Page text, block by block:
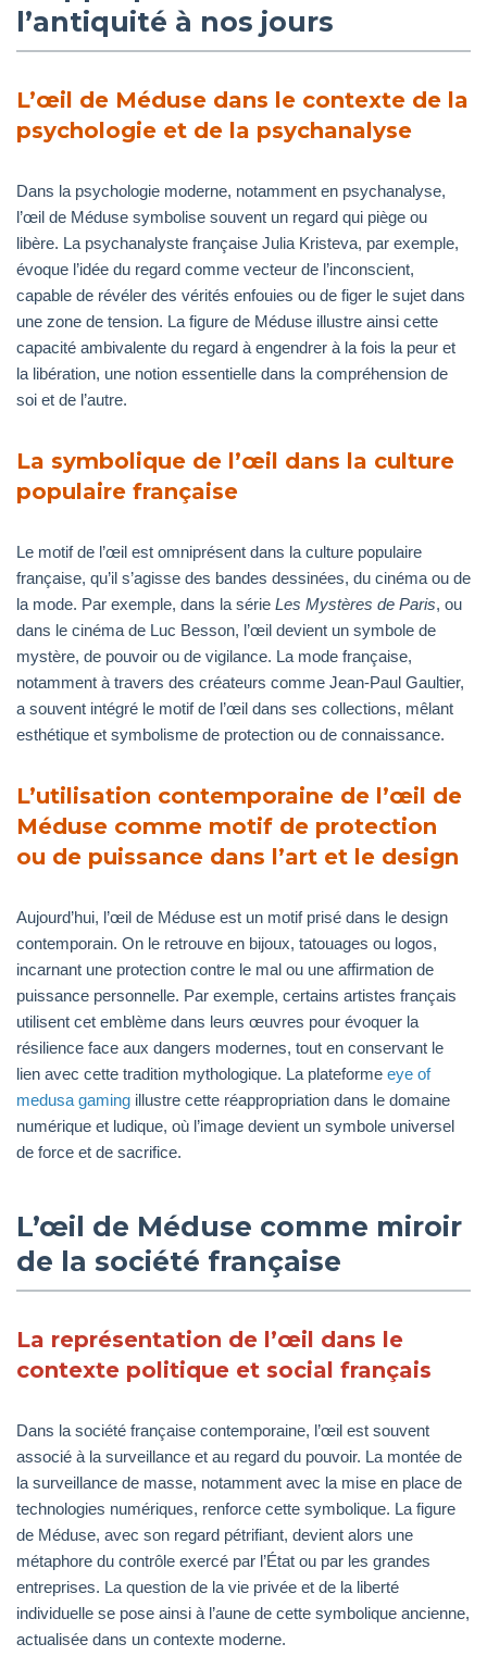
l’antiquité à nos jours
L’œil de Méduse dans le contexte de la
psychologie et de la psychanalyse
Dans la psychologie moderne, notamment en psychanalyse,
l’œil de Méduse symbolise souvent un regard qui piège ou
libère. La psychanalyste française Julia Kristeva, par exemple,
évoque l’idée du regard comme vecteur de l’inconscient,
capable de révéler des vérités enfouies ou de figer le sujet dans
une zone de tension. La figure de Méduse illustre ainsi cette
capacité ambivalente du regard à engendrer à la fois la peur et
la libération, une notion essentielle dans la compréhension de
soi et de l’autre.
La symbolique de l’œil dans la culture
populaire française
Le motif de l’œil est omniprésent dans la culture populaire
française, qu’il s’agisse des bandes dessinées, du cinéma ou de
la mode. Par exemple, dans la série Les Mystères de Paris, ou
dans le cinéma de Luc Besson, l’œil devient un symbole de
mystère, de pouvoir ou de vigilance. La mode française,
notamment à travers des créateurs comme Jean-Paul Gaultier,
a souvent intégré le motif de l’œil dans ses collections, mêlant
esthétique et symbolisme de protection ou de connaissance.
L’utilisation contemporaine de l’œil de
Méduse comme motif de protection
ou de puissance dans l’art et le design
Aujourd’hui, l’œil de Méduse est un motif prisé dans le design
contemporain. On le retrouve en bijoux, tatouages ou logos,
incarnant une protection contre le mal ou une affirmation de
puissance personnelle. Par exemple, certains artistes français
utilisent cet emblème dans leurs œuvres pour évoquer la
résilience face aux dangers modernes, tout en conservant le
lien avec cette tradition mythologique. La plateforme eye of
medusa gaming illustre cette réappropriation dans le domaine
numérique et ludique, où l’image devient un symbole universel
de force et de sacrifice.
L’œil de Méduse comme miroir
de la société française
La représentation de l’œil dans le
contexte politique et social français
Dans la société française contemporaine, l’œil est souvent
associé à la surveillance et au regard du pouvoir. La montée de
la surveillance de masse, notamment avec la mise en place de
technologies numériques, renforce cette symbolique. La figure
de Méduse, avec son regard pétrifiant, devient alors une
métaphore du contrôle exercé par l’État ou par les grandes
entreprises. La question de la vie privée et de la liberté
individuelle se pose ainsi à l’aune de cette symbolique ancienne,
actualisée dans un contexte moderne.